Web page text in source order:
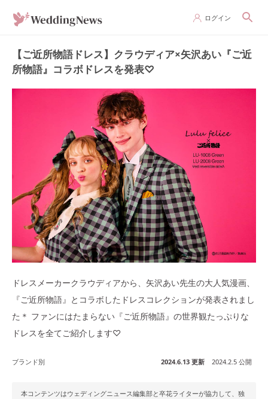
ログイン
【ご近所物語ドレス】クラウディア×矢沢あい『ご近
所物語』コラボドレスを発表♡
ドレスメーカークラウディアから、矢沢あい先生の大人気漫画、
『ご近所物語』とコラボしたドレスコレクションが発表されまし
た＊ ファンにはたまらない『ご近所物語』の世界観たっぷりな
ドレスを全てご紹介します♡
ブランド別 2024.6.13 更新 2024.2.5 公開
本コンテンツはウェディングニュース編集部と卒花ライターが協力して、独